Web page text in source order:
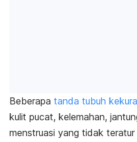
Beberapa tanda tubuh
kulit pucat, kelemahan,
menstruasi yang tidak